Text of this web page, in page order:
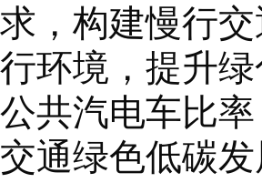
，构建慢行
环境，提升
共汽电车比
通绿色低碳